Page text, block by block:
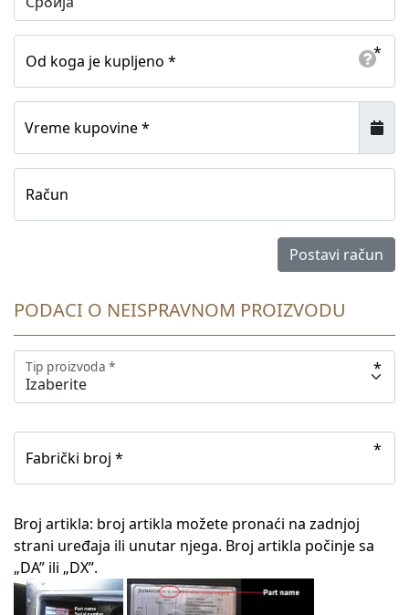
Od koga je kupljeno *
Vreme kupovine *
Račun
Postavi račun
PODACI O NEISPRAVNOM PROIZVODU
Tip proizvoda *
Fabrički broj *
Broj artikla: broj artikla možete pronaći na zadnjoj
strani uređaja ili unutar njega. Broj artikla počinje sa
„DA” ili „DX”.